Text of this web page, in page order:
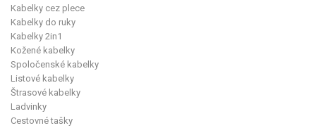
Kabelky cez plece
Kabelky do ruky
Kabelky 2in1
Kožené kabelky
Spoločenské kabelky
Listové kabelky
Štrasové kabelky
Ladvinky
Cestovné tašky